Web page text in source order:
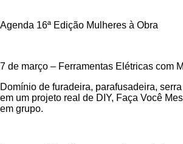
Agenda 16ª Edição Mulheres à Obra
7 de março – Ferramentas Elétricas com
Domínio de furadeira, parafusadeira,
em um projeto real de DIY, Faça Você
em grupo.